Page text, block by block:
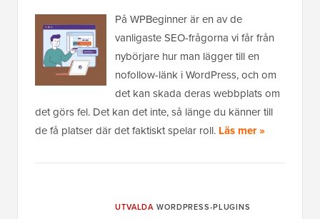
På WPBeginner är en av de
vanligaste SEO-frågorna vi får från
nybörjare hur man lägger till en
nofollow-länk i WordPress, och om
det kan skada deras webbplats om
det görs fel. Det kan det inte, så länge du känner till
de få platser där det faktiskt spelar roll. Läs mer »
UTVALDA WORDPRESS-PLUGINS